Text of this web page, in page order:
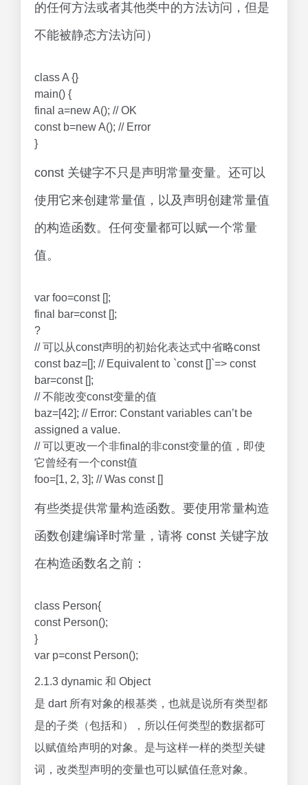
的任何方法或者其他类中的方法访问，但是
不能被静态方法访问）
class A {}
main() {
final a=new A(); // OK
const b=new A(); // Error
}
const 关键字不只是声明常量变量。还可以
使用它来创建常量值，以及声明创建常量值
的构造函数。任何变量都可以赋一个常量
值。
var foo=const [];
final bar=const [];
?
// 可以从const声明的初始化表达式中省略const
const baz=[]; // Equivalent to `const []`=> const
bar=const [];
// 不能改变const变量的值
baz=[42]; // Error: Constant variables can’t be
assigned a value.
// 可以更改一个非final的非const变量的值，即使
它曾经有一个const值
foo=[1, 2, 3]; // Was const []
有些类提供常量构造函数。要使用常量构造
函数创建编译时常量，请将 const 关键字放
在构造函数名之前：
class Person{
const Person();
}
var p=const Person();
2.1.3 dynamic 和 Object
是 dart 所有对象的根基类，也就是说所有类型都
是的子类（包括和），所以任何类型的数据都可
以赋值给声明的对象。是与这样一样的类型关键
词，改类型声明的变量也可以赋值任意对象。